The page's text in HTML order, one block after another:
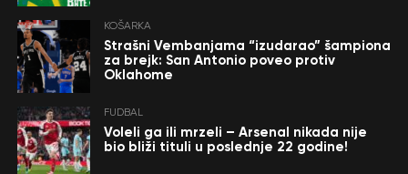
KOŠARKA
Strašni Vembanjama “izudarao” šampiona
za brejk: San Antonio poveo protiv
Oklahome
FUDBAL
Voleli ga ili mrzeli – Arsenal nikada nije
bio bliži tituli u poslednje 22 godine!